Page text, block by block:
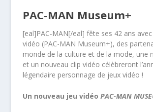
PAC-MAN Museum+
[eal]PAC-MAN[/eal] fête ses 42 ans
vidéo (PAC-MAN Museum+), des
monde de la culture et de la mode, une
et un nouveau clip vidéo célèbreront
légendaire personnage de jeux vidéo !
Un nouveau jeu vidéoPAC-MAN